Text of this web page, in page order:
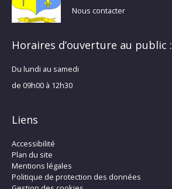
Nous contacter
Horaires d’ouverture au public :
Du lundi au samedi
de 09h00 à 12h30
Liens
Accessibilité
Plan du site
Mentions légales
Politique de protection des données